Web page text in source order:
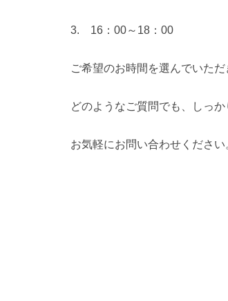
3. 16：00～18：00
ご希望のお時間を選んでいた
どのようなご質問でも、しっ
お気軽にお問い合わせください